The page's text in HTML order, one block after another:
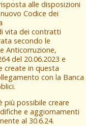
alle disposizioni
Codice dei
vita dei contratti
secondo le
Anticorruzione,
del 20.06.2023 e
create in questa
con la Banca
più possibile creare
e aggiornamenti
al 30.6.24.